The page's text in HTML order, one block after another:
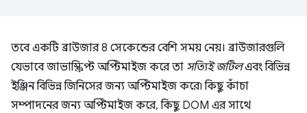
তবে একটি ব্রাউজার 8 সেকেন্ডের বেশি সময় নেয়। ব্রাউজারগুলি
যেভাবে জাভাস্ক্রিপ্ট অপ্টিমাইজ করে তা সত্যিই জটিলএবং বিভিন্ন
ইঞ্জিন বিভিন্ন জিনিসের জন্য অপ্টিমাইজ করে৷ কিছু কাঁচা
সম্পাদনের জন্য অপ্টিমাইজ করে, কিছু DOM এর সাথে